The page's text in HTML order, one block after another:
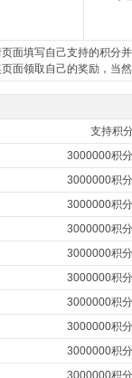
面填写自己支持的积
面领取自己的奖励，当
支持积
3000000积分
3000000积分
3000000积分
3000000积分
3000000积分
3000000积分
3000000积分
3000000积分
3000000积分
3000000积分